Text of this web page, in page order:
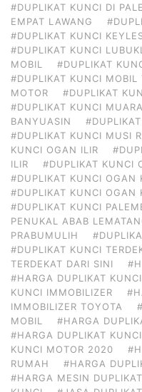
#DUPLIKAT KUNCI DI
EMPAT LAWANG
#DUPLIKAT KUNCI
#DUPLIKAT KUNCI
MOBIL
#DUPLIKAT
#DUPLIKAT KUNCI MOBIL
MOTOR
#DUPLIKAT
#DUPLIKAT KUNCI
BANYUASIN
#DUPLIKAT KUNCI MUSI
KUNCI OGAN ILIR
ILIR
#DUPLIKAT KUNCI
#DUPLIKAT KUNCI OGAN
#DUPLIKAT KUNCI OGAN
#DUPLIKAT KUNCI
PENUKAL ABAB
PRABUMULIH
#DUPLIKAT KUNCI
TERDEKAT DARI SINI
#HARGA DUPLIKAT
KUNCI IMMOBILIZER
IMMOBILIZER TOYOTA
MOBIL
#HARGA
#HARGA DUPLIKAT
KUNCI MOTOR 2020
RUMAH
#HARGA
#HARGA MESIN